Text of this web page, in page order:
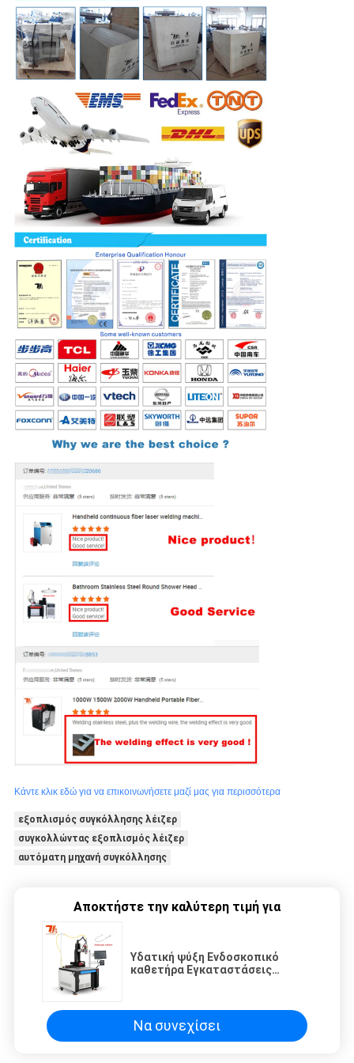
Κάντε κλικ εδώ για να επικοινωνήσετε μαζί μας για περισσότερα
εξοπλισμός συγκόλλησης λέιζερ
συγκολλώντας εξοπλισμός λέιζερ
αυτόματη μηχανή συγκόλλησης
Αποκτήστε την καλύτερη τιμή για
Υδατική ψύξη Ενδοσκοπικό
καθετήρα Εγκαταστάσεις
συγκόλληση μετάλλων
Να συνεχίσει